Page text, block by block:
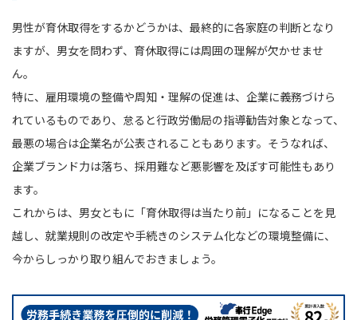
男性が育休取得をするかどうかは、最終的に各家庭の判断となり
ますが、男女を問わず、育休取得には周囲の理解が欠かせませ
ん。
特に、雇用環境の整備や周知・理解の促進は、企業に義務づけら
れているものであり、怠ると行政労働局の指導勧告対象となって、
最悪の場合は企業名が公表されることもあります。そうなれば、
企業ブランド力は落ち、採用難など悪影響を及ぼす可能性もあり
ます。
これからは、男女ともに「育休取得は当たり前」になることを見
越し、就業規則の改定や手続きのシステム化などの環境整備に、
今からしっかり取り組んでおきましょう。